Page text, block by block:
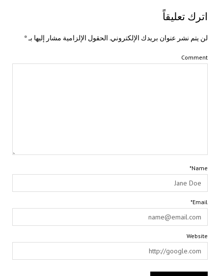
اترك تعليقاً
لن يتم نشر عنوان بريدك الإلكتروني. الحقول الإلزامية مشار إليها بـ*
Comment
Name*
Email*
Website